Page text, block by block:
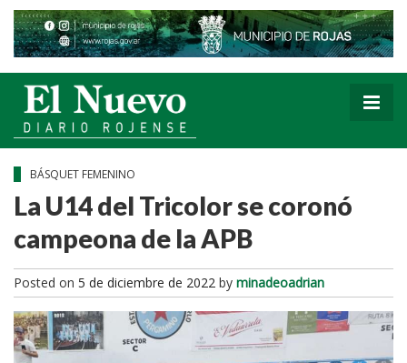
BÁSQUET FEMENINO
La U14 del Tricolor se coronó
campeona de la APB
Posted on 5 de diciembre de 2022 by minadeoadrian